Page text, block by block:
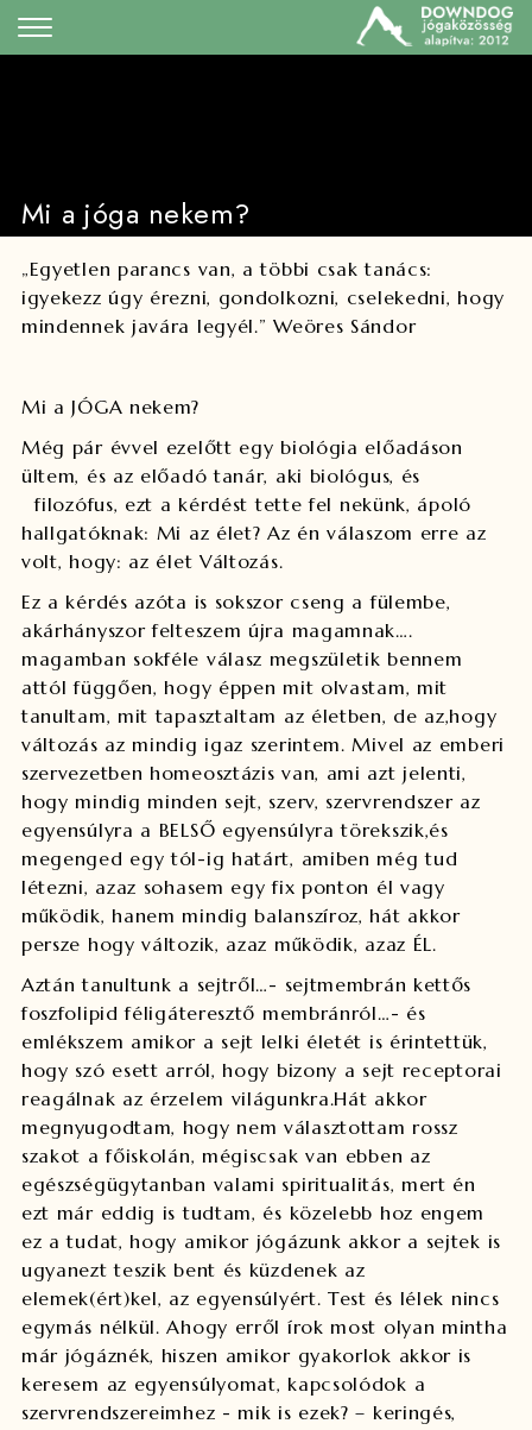
Mi a jóga nekem?
„Egyetlen parancs van, a többi csak tanács:
igyekezz úgy érezni, gondolkozni, cselekedni, hogy
mindennek javára legyél.” Weöres Sándor
Mi a JÓGA nekem?
Még pár évvel ezelőtt egy biológia előadáson
ültem, és az előadó tanár, aki biológus, és
filozófus, ezt a kérdést tette fel nekünk, ápoló
hallgatóknak: Mi az élet? Az én válaszom erre az
volt, hogy: az élet Változás.
Ez a kérdés azóta is sokszor cseng a fülembe,
akárhányszor felteszem újra magamnak….
magamban sokféle válasz megszületik bennem
attól függően, hogy éppen mit olvastam, mit
tanultam, mit tapasztaltam az életben, de az,hogy
változás az mindig igaz szerintem. Mivel az emberi
szervezetben homeosztázis van, ami azt jelenti,
hogy mindig minden sejt, szerv, szervrendszer az
egyensúlyra a BELSŐ egyensúlyra törekszik,és
megenged egy tól-ig határt, amiben még tud
létezni, azaz sohasem egy fix ponton él vagy
működik, hanem mindig balanszíroz, hát akkor
persze hogy változik, azaz működik, azaz ÉL.
Aztán tanultunk a sejtről…- sejtmembrán kettős
foszfolipid féligáteresztő membránról…- és
emlékszem amikor a sejt lelki életét is érintettük,
hogy szó esett arról, hogy bizony a sejt receptorai
reagálnak az érzelem világunkra.Hát akkor
megnyugodtam, hogy nem választottam rossz
szakot a főiskolán, mégiscsak van ebben az
egészségügytanban valami spiritualitás, mert én
ezt már eddig is tudtam, és közelebb hoz engem
ez a tudat, hogy amikor jógázunk akkor a sejtek is
ugyanezt teszik bent és küzdenek az
elemek(ért)kel, az egyensúlyért. Test és lélek nincs
egymás nélkül. Ahogy erről írok most olyan mintha
már jógáznék, hiszen amikor gyakorlok akkor is
keresem az egyensúlyomat, kapcsolódok a
szervrendszereimhez - mik is ezek? – keringés,